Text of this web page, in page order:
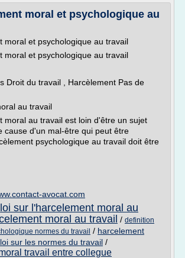
moral et psychologique au
moral et psychologique au travail
moral et psychologique au travail
Droit du travail , Harcèlement Pas de
au travail
moral au travail est loin d'être un sujet
cause d'un mal-être qui peut être
psychologique au travail doit être
avocat.com
loi sur l'harcelement moral au
moral au travail / definition
normes du travail / harcelement
sur les normes du travail /
travail entre collegue